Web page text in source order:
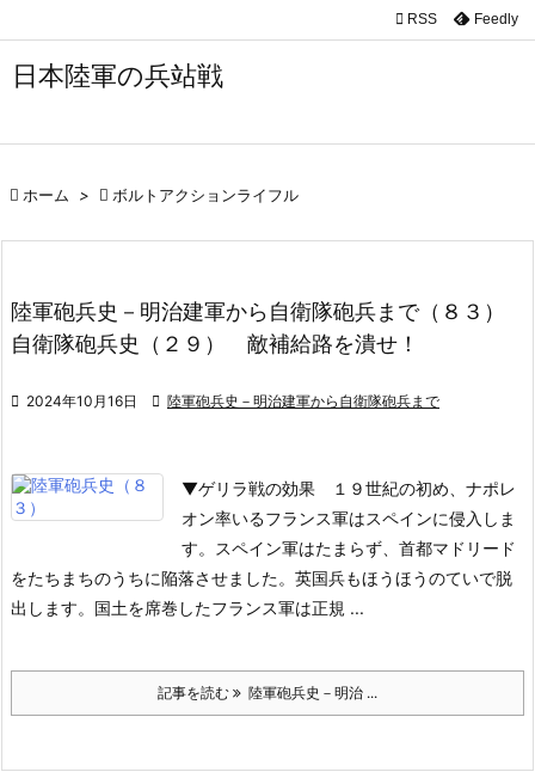
日本陸軍の兵站戦

検索
 RSS Feedly
 ホーム >  ボルトアクションライフル
陸軍砲兵史－明治建軍から自衛隊砲兵まで（８３）
自衛隊砲兵史（２９） 敵補給路を潰せ！
 2024年10月16日  陸軍砲兵史－明治建軍から自衛隊砲兵まで
▼ゲリラ戦の効果 １９世紀の初め、ナポレ
オン率いるフランス軍はスペインに侵入しま
す。スペイン軍はたまらず、首都マドリード
をたちまちのうちに陥落させました。英国兵もほうほうのていで脱
出します。国土を席巻したフランス軍は正規 ...
記事を読む 陸軍砲兵史－明治 ...